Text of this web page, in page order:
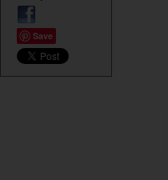
Save